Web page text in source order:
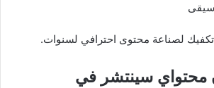
لصناعة محتوى احترافي لسنوات.
سينتشر في